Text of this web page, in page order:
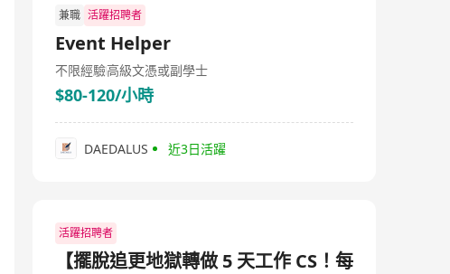
兼職 活躍招聘者
Event Helper
不限經驗高級文憑或副學士
$80-120/小時
DAEDALUS 近3日活躍
活躍招聘者
【擺脫追更地獄轉做 5 天工作 CS！每